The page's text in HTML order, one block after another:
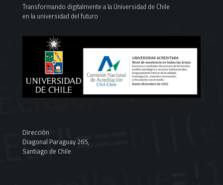
Transformando digitalmente a la Universidad de Chile
en la universidad del futuro
Dirección
Diagonal Paraguay 265,
Santiago de Chile